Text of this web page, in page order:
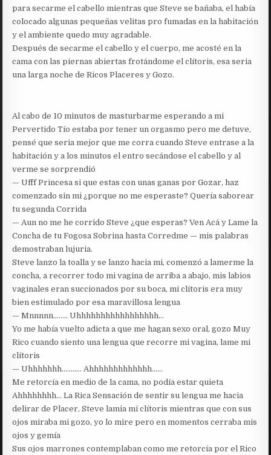
para secarme el cabello mientras que Steve se bañaba, el había
colocado algunas pequeñas velitas pro fumadas en la habitación
y el ambiente quedo muy agradable.
Después de secarme el cabello y el cuerpo, me acosté en la
cama con las piernas abiertas frotándome el clítoris, esa seria
una larga noche de Ricos Placeres y Gozo.
Al cabo de 10 minutos de masturbarme esperando a mi
Pervertido Tío estaba por tener un orgasmo pero me detuve,
pensé que seria mejor que me corra cuando Steve entrase a la
habitación y a los minutos el entro secándose el cabello y al
verme se sorprendió
— Ufff Princesa si que estas con unas ganas por Gozar, haz
comenzado sin mi ¿porque no me esperaste? Quería saborear
tu segunda Corrida
— Aun no me he corrido Steve ¿que esperas? Ven Acá y Lame la
Concha de tu Fogosa Sobrina hasta Corredme — mis palabras
demostraban lujuria.
Steve lanzo la toalla y se lanzo hacia mi, comenzó a lamerme la
concha, a recorrer todo mi vagina de arriba a abajo, mis labios
vaginales eran succionados por su boca, mi clítoris era muy
bien estimulado por esa maravillosa lengua
— Mnnnnn…….. Uhhhhhhhhhhhhhhhhh…
Yo me había vuelto adicta a que me hagan sexo oral, gozo Muy
Rico cuando siento una lengua que recorre mi vagina, lame mi
clítoris
— Uhhhhhhh……….. Ahhhhhhhhhhhhh……
Me retorcía en medio de la cama, no podía estar quieta
Ahhhhhhhh… La Rica Sensación de sentir su lengua me hacia
delirar de Placer, Steve lamia mi clítoris mientras que con sus
ojos miraba mi gozo, yo lo mire pero en momentos cerraba mis
ojos y gemía
Sus ojos marrones contemplaban como me retorcía por el Rico